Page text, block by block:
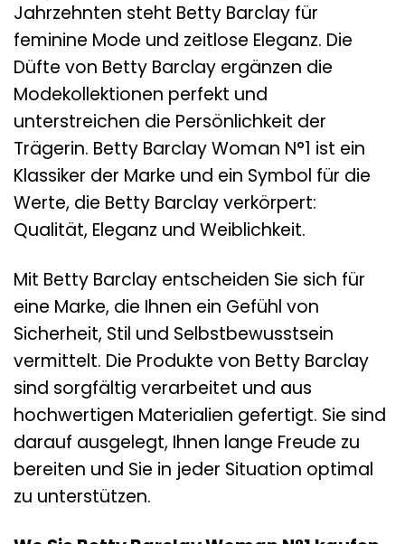
Jahrzehnten steht Betty Barclay für
feminine Mode und zeitlose Eleganz. Die
Düfte von Betty Barclay ergänzen die
Modekollektionen perfekt und
unterstreichen die Persönlichkeit der
Trägerin. Betty Barclay Woman N°1 ist ein
Klassiker der Marke und ein Symbol für die
Werte, die Betty Barclay verkörpert:
Qualität, Eleganz und Weiblichkeit.
Mit Betty Barclay entscheiden Sie sich für
eine Marke, die Ihnen ein Gefühl von
Sicherheit, Stil und Selbstbewusstsein
vermittelt. Die Produkte von Betty Barclay
sind sorgfältig verarbeitet und aus
hochwertigen Materialien gefertigt. Sie sind
darauf ausgelegt, Ihnen lange Freude zu
bereiten und Sie in jeder Situation optimal
zu unterstützen.